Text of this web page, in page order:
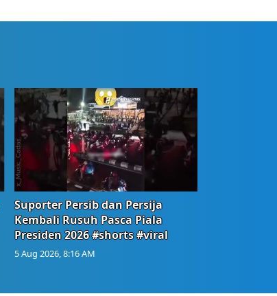
Suporter Persib dan Persija
Kembali Rusuh Pasca Piala
Presiden 2026 #shorts #viral
5 Aug 2026, 8:16 AM